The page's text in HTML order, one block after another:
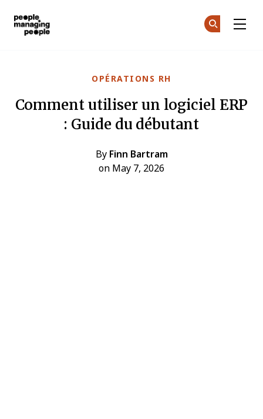
OPÉRATIONS RH
Comment utiliser un logiciel ERP
: Guide du débutant
By Finn Bartram
on May 7, 2026